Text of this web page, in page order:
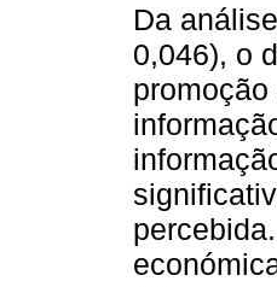
Da
0,046), o